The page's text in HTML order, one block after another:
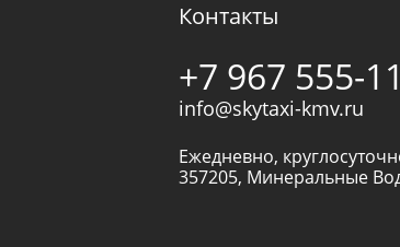
Контакты
+7 967 555-
info@skytaxi-kmv.ru
Ежедневно,
357205, Минеральные